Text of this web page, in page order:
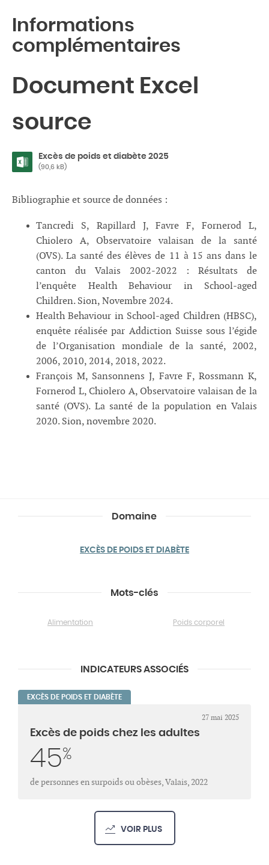
Informations
complémentaires
Document Excel
source
Excès de poids et diabète 2025
(90,6 kB)
Bibliographie et source de données :
Tancredi S, Rapillard J, Favre F, Fornerod L,
Chiolero A, Observatoire valaisan de la santé
(OVS). La santé des élèves de 11 à 15 ans dans le
canton du Valais 2002-2022 : Résultats de
l’enquête Health Behaviour in School-aged
Children. Sion, Novembre 2024.
Health Behaviour in School-aged Children (HBSC),
enquête réalisée par Addiction Suisse sous l’égide
de l’Organisation mondiale de la santé, 2002,
2006, 2010, 2014, 2018, 2022.
François M, Sansonnens J, Favre F, Rossmann K,
Fornerod L, Chiolero A, Observatoire valaisan de la
santé (OVS). La santé de la population en Valais
2020. Sion, novembre 2020.
Domaine
EXCÈS DE POIDS ET DIABÈTE
Mots-clés
Alimentation Poids corporel
INDICATEURS ASSOCIÉS
EXCÈS DE POIDS ET DIABÈTE
27 mai 2025
Excès de poids chez les adultes
45%
de personnes en surpoids ou obèses, Valais, 2022
VOIR PLUS